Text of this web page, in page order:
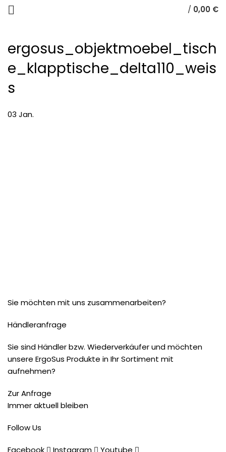
/ 0,00 €
ergosus_objektmoebel_tisch
e_klapptische_delta110_weis
s
03 Jan.
Sie möchten mit uns zusammenarbeiten?
Händleranfrage
Sie sind Händler bzw. Wiederverkäufer und möchten
unsere ErgoSus Produkte in Ihr Sortiment mit
aufnehmen?
Zur Anfrage
Immer aktuell bleiben
Follow Us